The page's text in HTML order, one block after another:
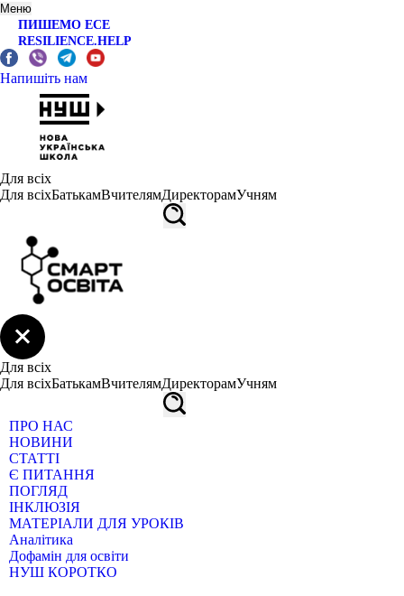
Меню
ПИШЕМО ЕСЕ
RESILIENCE.HELP
Напишіть нам
Для всіх
Для всіхБатькамВчителямДиректорамУчням
Для всіх
Для всіхБатькамВчителямДиректорамУчням
ПРО НАС
НОВИНИ
СТАТТІ
Є ПИТАННЯ
ПОГЛЯД
ІНКЛЮЗІЯ
МАТЕРІАЛИ ДЛЯ УРОКІВ
Аналітика
Дофамін для освіти
НУШ КОРОТКО